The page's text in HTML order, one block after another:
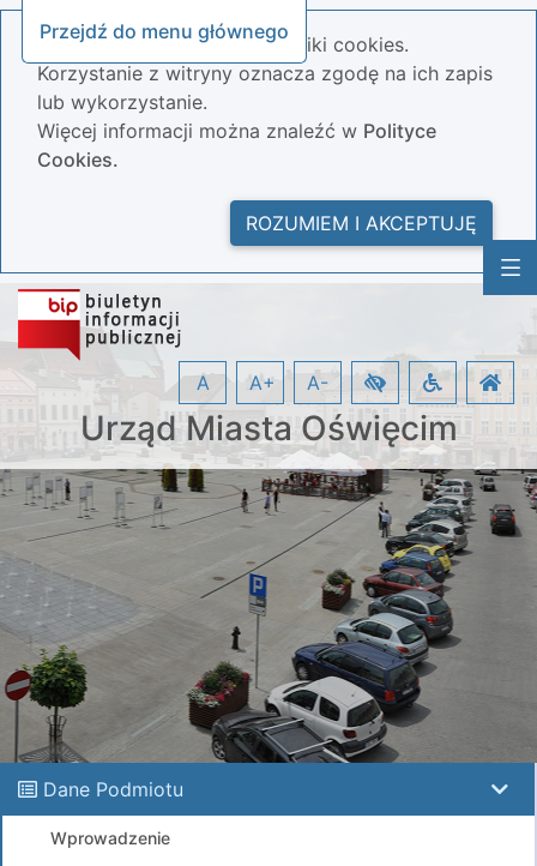
Przejdź do menu głównego
Nasza strona wykorzystuje pliki cookies.
Korzystanie z witryny oznacza zgodę na ich zapis
lub wykorzystanie.
Więcej informacji można znaleźć w Polityce
Cookies.
ROZUMIEM I AKCEPTUJĘ
Urząd Miasta Oświęcim
A A+ A-
Dane Podmiotu
Wprowadzenie